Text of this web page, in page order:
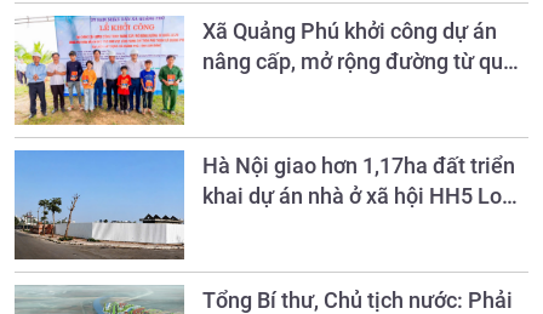
Xã Quảng Phú khởi công dự án
nâng cấp, mở rộng đường từ quốc
Hà Nội giao hơn 1,17ha đất triển
khai dự án nhà ở xã hội HH5 Long
Tổng Bí thư, Chủ tịch nước: Phải